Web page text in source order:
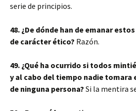
serie de principios.
48. ¿De dónde han de emanar
de carácter ético? Razón.
49. ¿Qué ha ocurrido si todos
y al cabo del tiempo nadie tomara
de ninguna persona? Si la mentira